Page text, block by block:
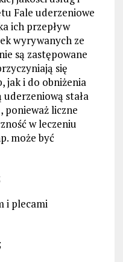
Fale uderzeniowe
ich przepływ
wyrywanych ze
są zastępowane
się
jak i do obniżenia
stała
ponieważ liczne
w leczeniu
może być
i plecami